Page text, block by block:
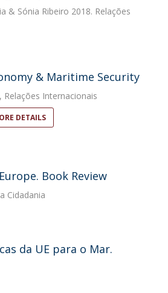
& Sónia Ribeiro 2018. Relações
& Maritime Security
Relações Internacionais
DETAILS
Book Review
Cidadania
da UE para o Mar.